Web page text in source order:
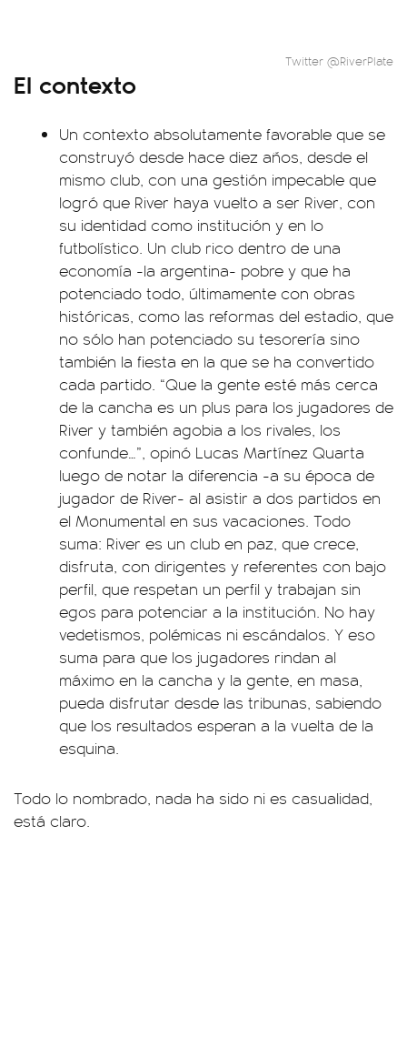
Twitter @RiverPlate
El contexto
Un contexto absolutamente favorable que se
construyó desde hace diez años, desde el
mismo club, con una gestión impecable que
logró que River haya vuelto a ser River, con
su identidad como institución y en lo
futbolístico. Un club rico dentro de una
economía -la argentina- pobre y que ha
potenciado todo, últimamente con obras
históricas, como las reformas del estadio, que
no sólo han potenciado su tesorería sino
también la fiesta en la que se ha convertido
cada partido. “Que la gente esté más cerca
de la cancha es un plus para los jugadores de
River y también agobia a los rivales, los
confunde…”, opinó Lucas Martínez Quarta
luego de notar la diferencia -a su época de
jugador de River- al asistir a dos partidos en
el Monumental en sus vacaciones. Todo
suma: River es un club en paz, que crece,
disfruta, con dirigentes y referentes con bajo
perfil, que respetan un perfil y trabajan sin
egos para potenciar a la institución. No hay
vedetismos, polémicas ni escándalos. Y eso
suma para que los jugadores rindan al
máximo en la cancha y la gente, en masa,
pueda disfrutar desde las tribunas, sabiendo
que los resultados esperan a la vuelta de la
esquina.
Todo lo nombrado, nada ha sido ni es casualidad,
está claro.